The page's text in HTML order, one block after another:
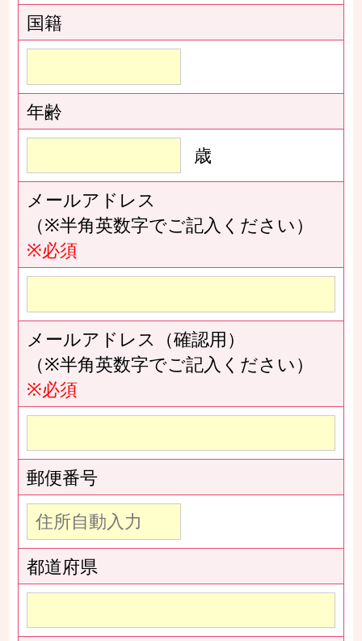
国籍
年齢
歳
メールアドレス
（※半角英数字でご記入ください）
※必須
メールアドレス（確認用）
（※半角英数字でご記入ください）
※必須
郵便番号
都道府県